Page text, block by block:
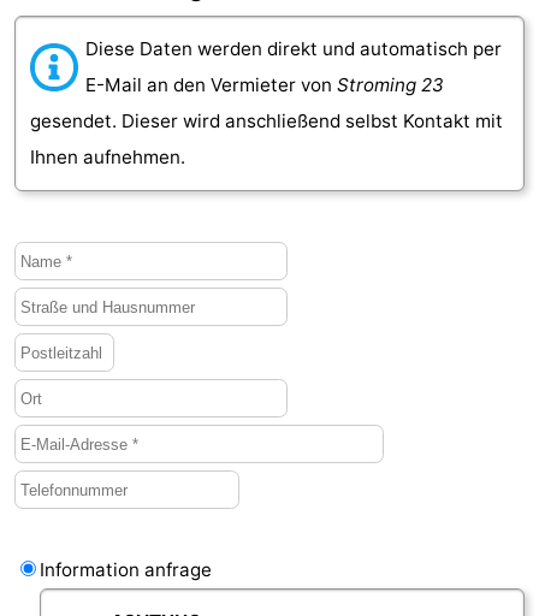
Middelburg
Zeeuws-
Vlaanderen
Nieuwvliet
Sluis
-
Natur
Het
Zwin
Wetter
Kontakt
Diese Daten werden direkt und automatisch per
E-Mail an den Vermieter von Stroming 23
gesendet. Dieser wird anschließend selbst Kontakt mit
Ihnen aufnehmen.
Information anfrage